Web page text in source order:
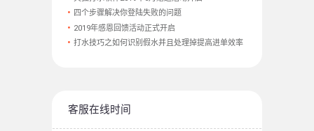
四个步骤解决你登陆失败的问题
2019年感恩回馈活动正式开启
打水技巧之如何识别假水并且处理掉提高进单效率
客服在线时间